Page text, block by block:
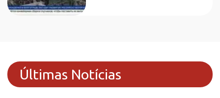
Últimas Notícias